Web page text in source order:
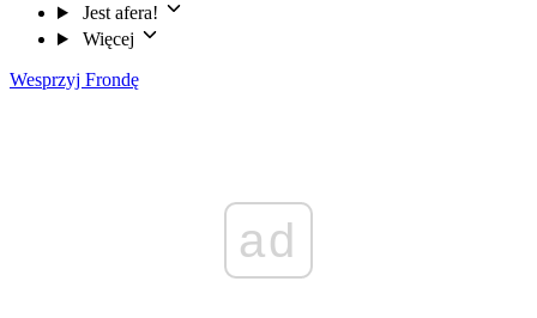
Jest afera!
Więcej
Wesprzyj Frondę
ad